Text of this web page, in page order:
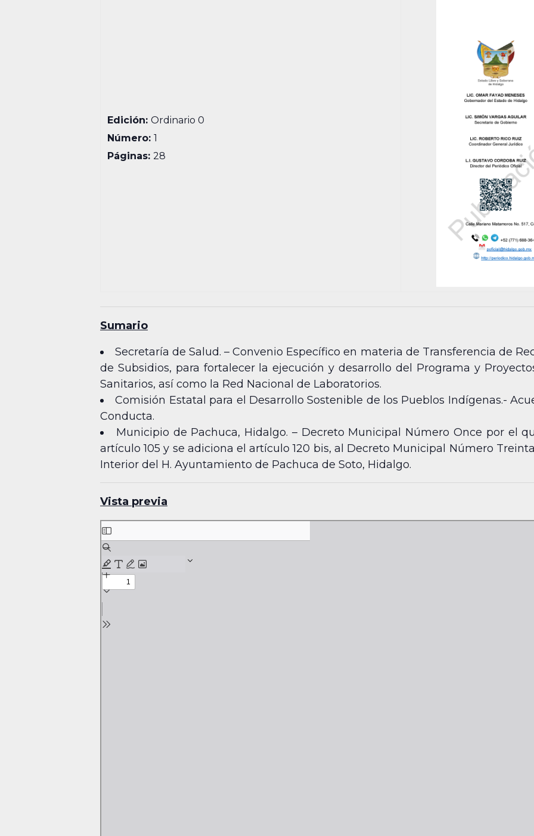
Edición:Ordinario 0
Número:1
Páginas:28
Sumario
Secretaría de Salud. – Convenio Específico en materia de Transferencia de
de Subsidios, para fortalecer la ejecución y desarrollo del Programa y
Sanitarios, así como la Red Nacional de Laboratorios.
Comisión Estatal para el Desarrollo Sostenible de los Pueblos Indígenas.-
Conducta.
Municipio de Pachuca, Hidalgo. – Decreto Municipal Número Once por el
artículo 105 y se adiciona el artículo 120 bis, al Decreto Municipal Número
Interior del H. Ayuntamiento de Pachuca de Soto, Hidalgo.
Vista previa
Skip
to
PDF
content